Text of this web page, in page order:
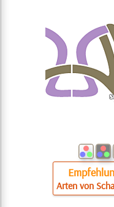
Arten von